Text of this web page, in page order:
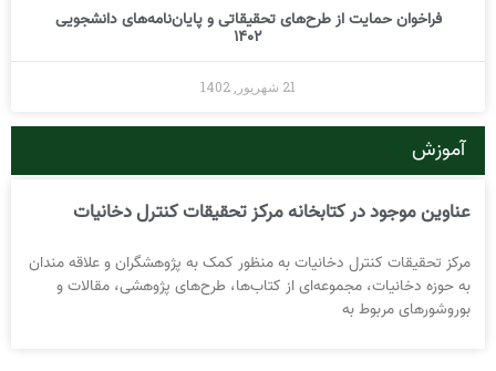
فراخوان حمایت از طرح‌های تحقیقاتی و پایان‌نامه‌های دانشجویی
آموزش
موجود در کتابخانه مرکز تحقیقات کنترل دخانیات
تحقیقات کنترل دخانیات به منظور کمک به پژوهشگران و علاقه مندان
حوزه دخانیات، مجموعه‌ای از کتاب‌ها، طرح‌های پژوهشی، مقالات و
مربوط به